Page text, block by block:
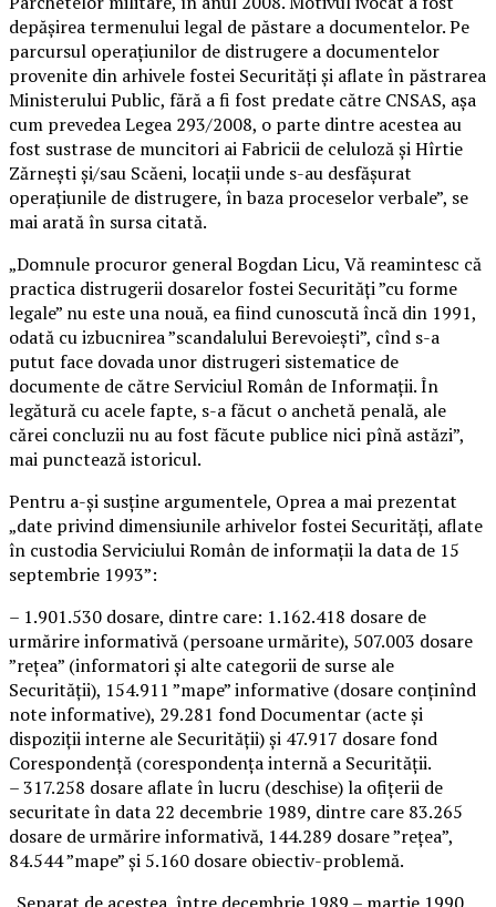
depăşirea termenului legal de păstare a documentelor. Pe
parcursul operaţiunilor de distrugere a documentelor
provenite din arhivele fostei Securităţi şi aflate în păstrarea
Ministerului Public, fără a fi fost predate către CNSAS, aşa
cum prevedea Legea 293/2008, o parte dintre acestea au
fost sustrase de muncitori ai Fabricii de celuloză şi Hîrtie
Zărneşti şi/sau Scăeni, locaţii unde s-au desfăşurat
operaţiunile de distrugere, în baza proceselor verbale”, se
mai arată în sursa citată.
„Domnule procuror general Bogdan Licu, Vă reamintesc că
practica distrugerii dosarelor fostei Securităţi ”cu forme
legale” nu este una nouă, ea fiind cunoscută încă din 1991,
odată cu izbucnirea ”scandalului Berevoieşti”, cînd s-a
putut face dovada unor distrugeri sistematice de
documente de către Serviciul Român de Informaţii. În
legătură cu acele fapte, s-a făcut o anchetă penală, ale
cărei concluzii nu au fost făcute publice nici pînă astăzi”,
mai punctează istoricul.
Pentru a-şi susţine argumentele, Oprea a mai prezentat
„date privind dimensiunile arhivelor fostei Securităţi, aflate
în custodia Serviciului Român de informaţii la data de 15
septembrie 1993”:
– 1.901.530 dosare, dintre care: 1.162.418 dosare de
urmărire informativă (persoane urmărite), 507.003 dosare
”reţea” (informatori şi alte categorii de surse ale
Securităţii), 154.911 ”mape” informative (dosare conţinînd
note informative), 29.281 fond Documentar (acte şi
dispoziţii interne ale Securităţii) şi 47.917 dosare fond
Corespondenţă (corespondenţa internă a Securităţii.
– 317.258 dosare aflate în lucru (deschise) la ofiţerii de
securitate în data 22 decembrie 1989, dintre care 83.265
dosare de urmărire informativă, 144.289 dosare ”reţea”,
84.544 ”mape” şi 5.160 dosare obiectiv-problemă.